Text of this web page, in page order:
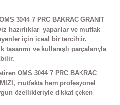
3044 7 PRC BAKRAC GRANIT
hazırlıkları yapanlar ve mutfak
için ideal bir tercihtir.
tasarımı ve kullanışlı parçalarıyla
OMS 3044 7 PRC BAKRAC
mutfakta hem profesyonel
özellikleriyle dikkat çeken